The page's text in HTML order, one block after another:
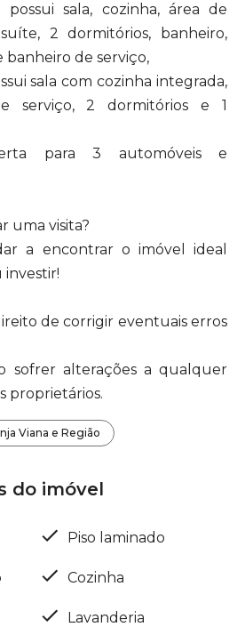
sala, cozinha, área de
2 dormitórios, banheiro,
banheiro de serviço,
sala com cozinha integrada,
serviço, 2 dormitórios e 1
para 3 automóveis e
uma visita?
a encontrar o imóvel ideal
investir!
de corrigir eventuais erros
sofrer alterações a qualquer
proprietários.
Viana e Região
do imóvel
Piso laminado
Cozinha
Lavanderia